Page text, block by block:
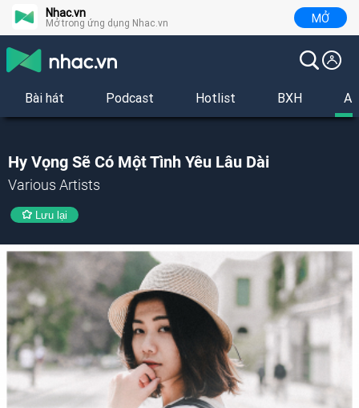
Nhac.vn
Mở trong ứng dụng Nhac.vn MỞ
Bài hát Podcast Hotlist BXH
Hy Vọng Sẽ Có Một Tình Yêu Lâu Dài
Various Artists
Lưu lại